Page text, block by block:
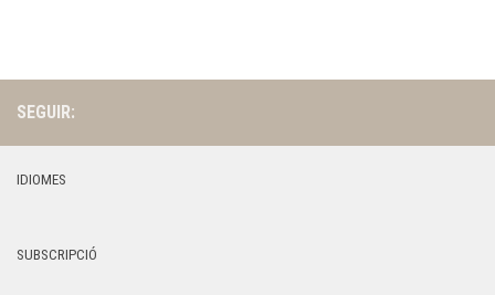
SEGUIR:
IDIOMES
SUBSCRIPCIÓ